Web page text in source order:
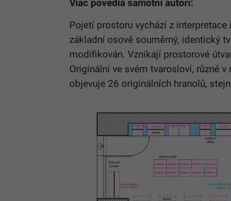
Viac povedia samotní autori:
Pojetí prostoru vychází z
základní osově souměrný, identický
modifikován. Vznikají prostorové
Originální ve svém tvarosloví, různé
objevuje 26 originálních hranolů,